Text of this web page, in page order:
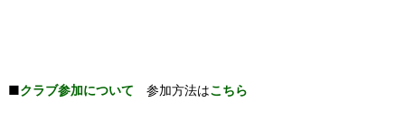
■クラブ参加について 参加方法はこちら